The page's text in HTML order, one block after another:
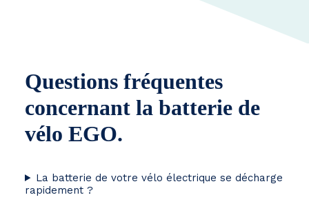
Questions fréquentes
concernant la batterie de
vélo EGO.
La batterie de votre vélo électrique se décharge
rapidement ?